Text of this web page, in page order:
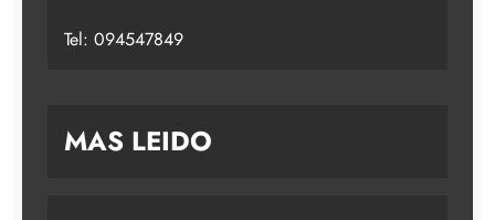
Tel: 094547849
MAS LEIDO